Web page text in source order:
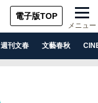
電子版TOP
メニュー
週刊文春 文藝春秋